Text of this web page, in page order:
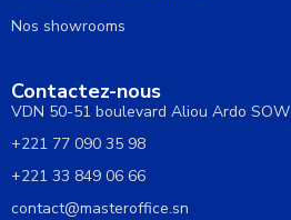
Nos showrooms
Contactez-nous
VDN 50-51 boulevard Aliou Ardo SOW
+221 77 090 35 98
+221 33 849 06 66
contact@masteroffice.sn